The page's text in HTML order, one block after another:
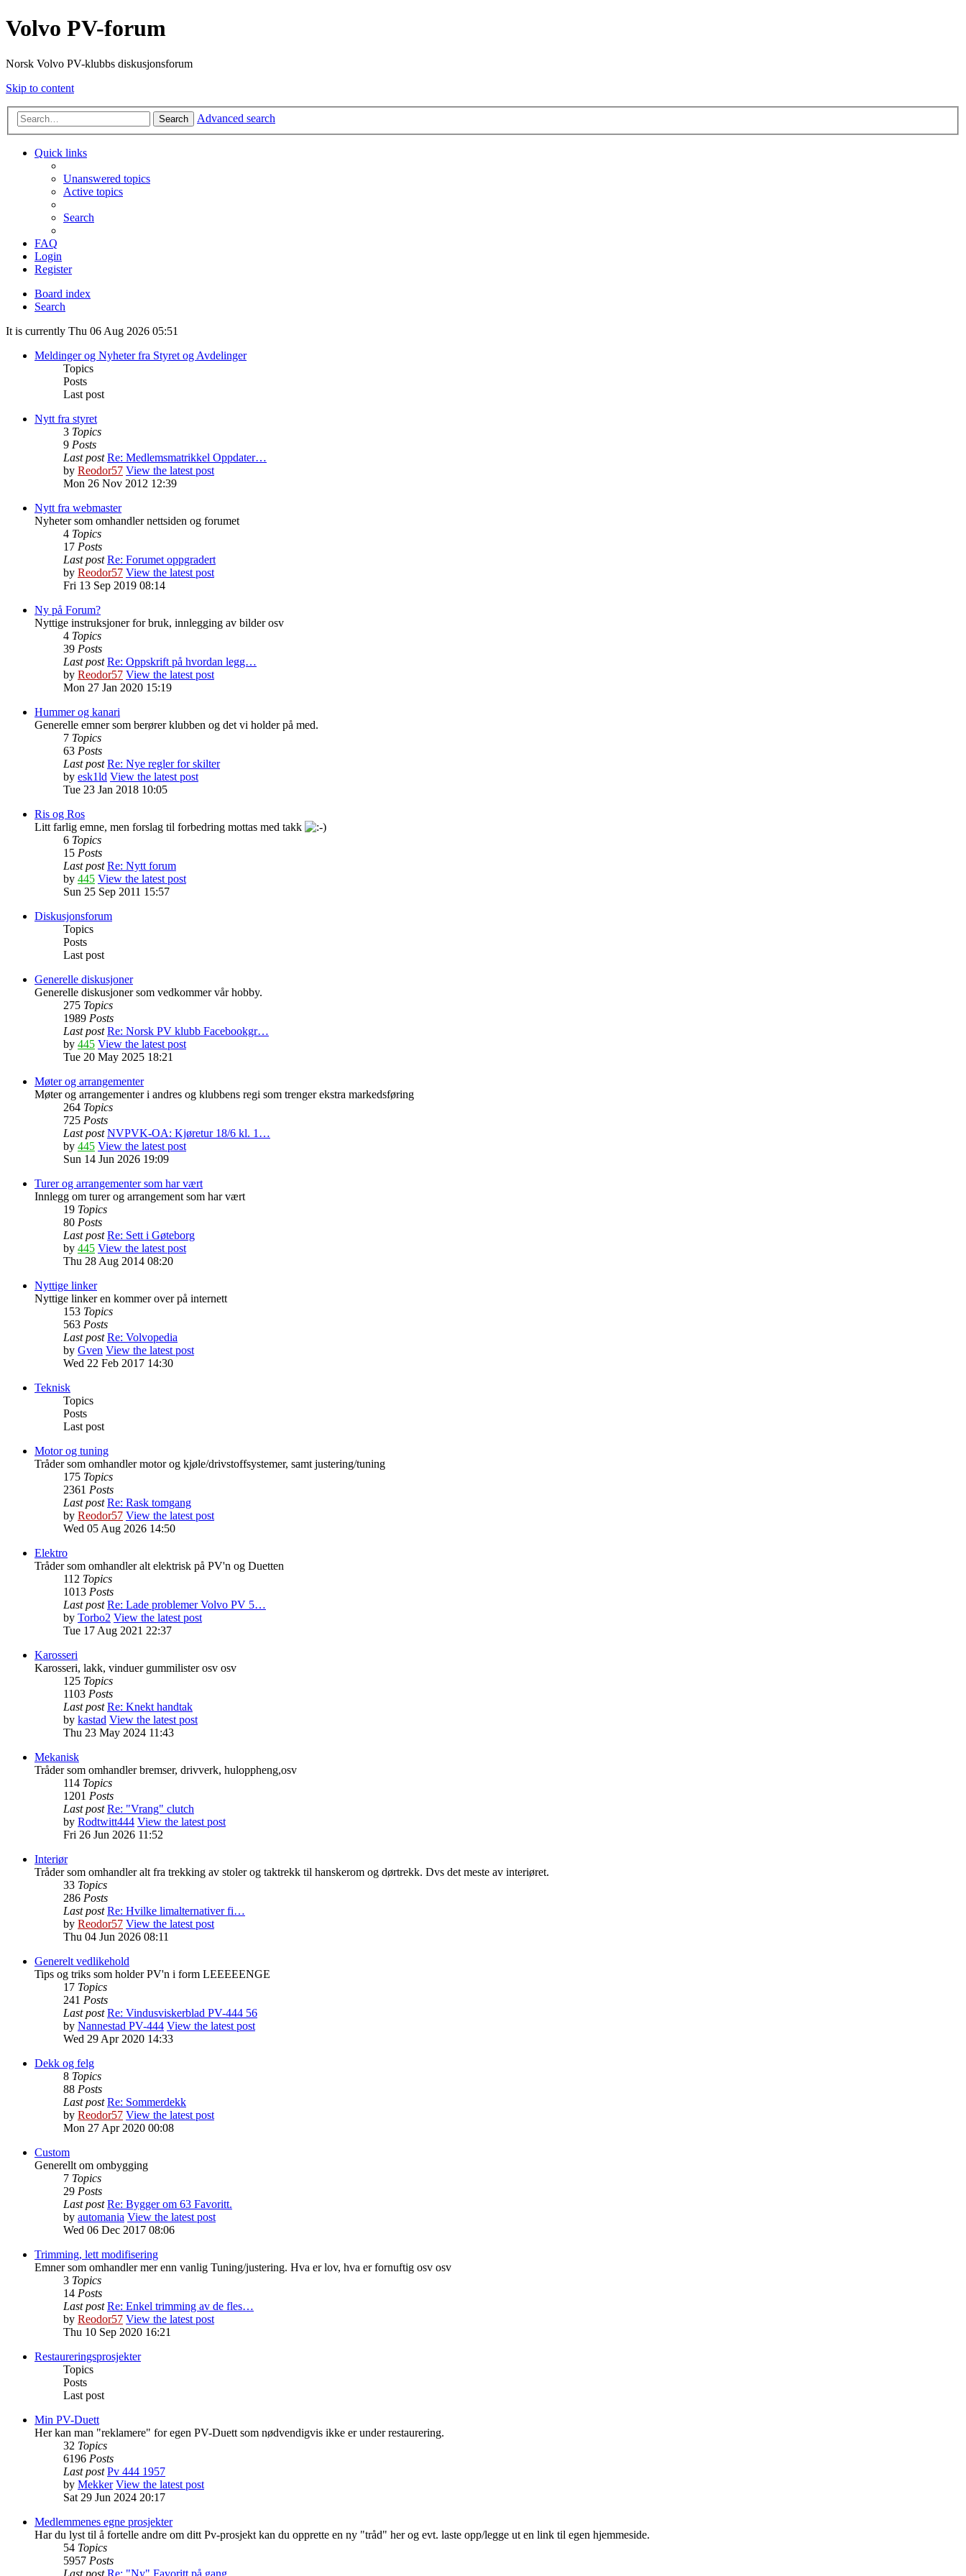
Volvo PV-forum
Norsk Volvo PV-klubbs diskusjonsforum
Skip to content
Search Advanced search
Quick links
Unanswered topics
Active topics
Search
FAQ
Login
Register
Board index
Search
It is currently Thu 06 Aug 2026 05:51
Meldinger og Nyheter fra Styret og Avdelinger
Topics
Posts
Last post
Nytt fra styret
3 Topics
9 Posts
Last post Re: Medlemsmatrikkel Oppdater…
by Reodor57 View the latest post
Mon 26 Nov 2012 12:39
Nytt fra webmaster
Nyheter som omhandler nettsiden og forumet
4 Topics
17 Posts
Last post Re: Forumet oppgradert
by Reodor57 View the latest post
Fri 13 Sep 2019 08:14
Ny på Forum?
Nyttige instruksjoner for bruk, innlegging av bilder osv
4 Topics
39 Posts
Last post Re: Oppskrift på hvordan legg…
by Reodor57 View the latest post
Mon 27 Jan 2020 15:19
Hummer og kanari
Generelle emner som berører klubben og det vi holder på med.
7 Topics
63 Posts
Last post Re: Nye regler for skilter
by esk1ld View the latest post
Tue 23 Jan 2018 10:05
Ris og Ros
Litt farlig emne, men forslag til forbedring mottas med takk
6 Topics
15 Posts
Last post Re: Nytt forum
by 445 View the latest post
Sun 25 Sep 2011 15:57
Diskusjonsforum
Topics
Posts
Last post
Generelle diskusjoner
Generelle diskusjoner som vedkommer vår hobby.
275 Topics
1989 Posts
Last post Re: Norsk PV klubb Facebookgr…
by 445 View the latest post
Tue 20 May 2025 18:21
Møter og arrangementer
Møter og arrangementer i andres og klubbens regi som trenger ekstra markedsføring
264 Topics
725 Posts
Last post NVPVK-OA: Kjøretur 18/6 kl. 1…
by 445 View the latest post
Sun 14 Jun 2026 19:09
Turer og arrangementer som har vært
Innlegg om turer og arrangement som har vært
19 Topics
80 Posts
Last post Re: Sett i Gøteborg
by 445 View the latest post
Thu 28 Aug 2014 08:20
Nyttige linker
Nyttige linker en kommer over på internett
153 Topics
563 Posts
Last post Re: Volvopedia
by Gven View the latest post
Wed 22 Feb 2017 14:30
Teknisk
Topics
Posts
Last post
Motor og tuning
Tråder som omhandler motor og kjøle/drivstoffsystemer, samt justering/tuning
175 Topics
2361 Posts
Last post Re: Rask tomgang
by Reodor57 View the latest post
Wed 05 Aug 2026 14:50
Elektro
Tråder som omhandler alt elektrisk på PV'n og Duetten
112 Topics
1013 Posts
Last post Re: Lade problemer Volvo PV 5…
by Torbo2 View the latest post
Tue 17 Aug 2021 22:37
Karosseri
Karosseri, lakk, vinduer gummilister osv osv
125 Topics
1103 Posts
Last post Re: Knekt handtak
by kastad View the latest post
Thu 23 May 2024 11:43
Mekanisk
Tråder som omhandler bremser, drivverk, huloppheng,osv
114 Topics
1201 Posts
Last post Re: "Vrang" clutch
by Rodtwitt444 View the latest post
Fri 26 Jun 2026 11:52
Interiør
Tråder som omhandler alt fra trekking av stoler og taktrekk til hanskerom og dørtrekk. Dvs det meste av interiøret.
33 Topics
286 Posts
Last post Re: Hvilke limalternativer fi…
by Reodor57 View the latest post
Thu 04 Jun 2026 08:11
Generelt vedlikehold
Tips og triks som holder PV'n i form LEEEEENGE
17 Topics
241 Posts
Last post Re: Vindusviskerblad PV-444 56
by Nannestad PV-444 View the latest post
Wed 29 Apr 2020 14:33
Dekk og felg
8 Topics
88 Posts
Last post Re: Sommerdekk
by Reodor57 View the latest post
Mon 27 Apr 2020 00:08
Custom
Generellt om ombygging
7 Topics
29 Posts
Last post Re: Bygger om 63 Favoritt.
by automania View the latest post
Wed 06 Dec 2017 08:06
Trimming, lett modifisering
Emner som omhandler mer enn vanlig Tuning/justering. Hva er lov, hva er fornuftig osv osv
3 Topics
14 Posts
Last post Re: Enkel trimming av de fles…
by Reodor57 View the latest post
Thu 10 Sep 2020 16:21
Restaureringsprosjekter
Topics
Posts
Last post
Min PV-Duett
Her kan man "reklamere" for egen PV-Duett som nødvendigvis ikke er under restaurering.
32 Topics
6196 Posts
Last post Pv 444 1957
by Mekker View the latest post
Sat 29 Jun 2024 20:17
Medlemmenes egne prosjekter
Har du lyst til å fortelle andre om ditt Pv-prosjekt kan du opprette en ny "tråd" her og evt. laste opp/legge ut en link til egen hjemmeside.
54 Topics
5957 Posts